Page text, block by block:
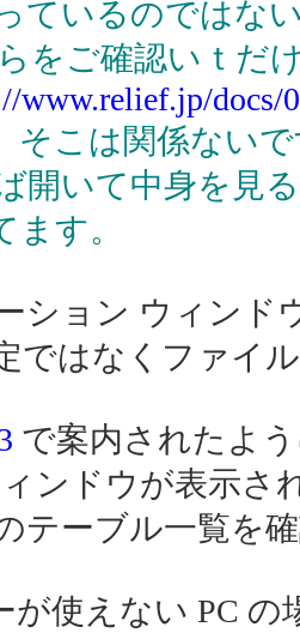
ているのではな
をご確認いｔだ
www.relief.jp/docs/
そこは関係ないで
開いて中身を見
ます。
ション ウィンド
ではなくファイ
で案内されたよ
ンドウが表示さ
テーブル一覧を
が使えない PC の